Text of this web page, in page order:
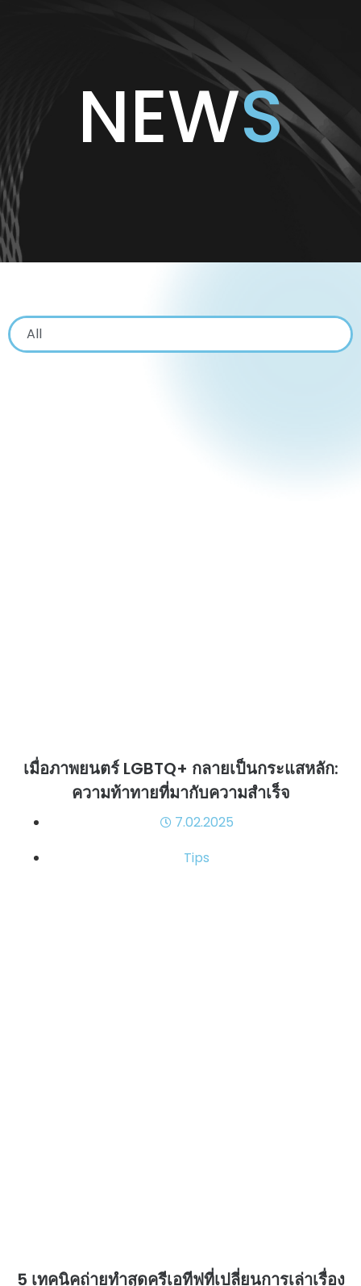
NEWS
All
เมื่อภาพยนตร์ LGBTQ+ กลายเป็นกระแสหลัก:
ความท้าทายที่มากับความสำเร็จ
7.02.2025
Tips
5 เทคนิคถ่ายทำสุดครีเอทีฟที่เปลี่ยนการเล่าเรื่อง